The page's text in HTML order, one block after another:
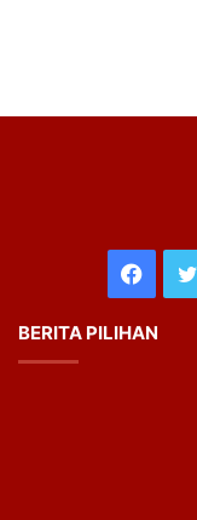
BERITA PILIHAN